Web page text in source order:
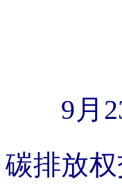
9月23
碳排放